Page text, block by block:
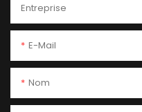
Entreprise
E-Mail
Nom